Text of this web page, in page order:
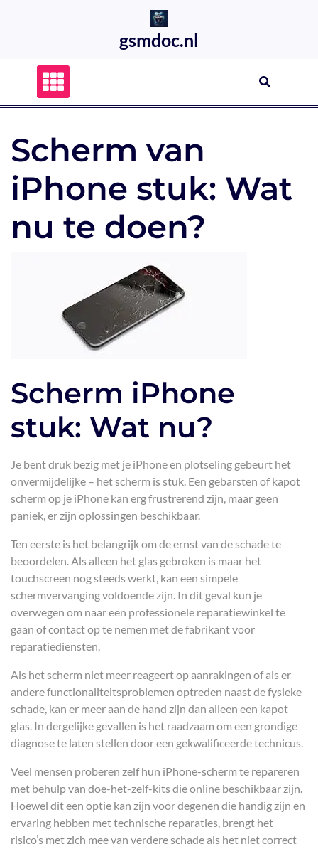
gsmdoc.nl
Scherm van
iPhone stuk: Wat
nu te doen?
Scherm iPhone
stuk: Wat nu?
Je bent druk bezig met je iPhone en plotseling gebeurt het
onvermijdelijke – het scherm is stuk. Een gebarsten of kapot
scherm op je iPhone kan erg frustrerend zijn, maar geen
paniek, er zijn oplossingen beschikbaar.
Ten eerste is het belangrijk om de ernst van de schade te
beoordelen. Als alleen het glas gebroken is maar het
touchscreen nog steeds werkt, kan een simpele
schermvervanging voldoende zijn. In dit geval kun je
overwegen om naar een professionele reparatiewinkel te
gaan of contact op te nemen met de fabrikant voor
reparatiediensten.
Als het scherm niet meer reageert op aanrakingen of als er
andere functionaliteitsproblemen optreden naast de fysieke
schade, kan er meer aan de hand zijn dan alleen een kapot
glas. In dergelijke gevallen is het raadzaam om een grondige
diagnose te laten stellen door een gekwalificeerde technicus.
Veel mensen proberen zelf hun iPhone-scherm te repareren
met behulp van doe-het-zelf-kits die online beschikbaar zijn.
Hoewel dit een optie kan zijn voor degenen die handig zijn en
ervaring hebben met technische reparaties, brengt het
risico’s met zich mee van verdere schade als het niet correct